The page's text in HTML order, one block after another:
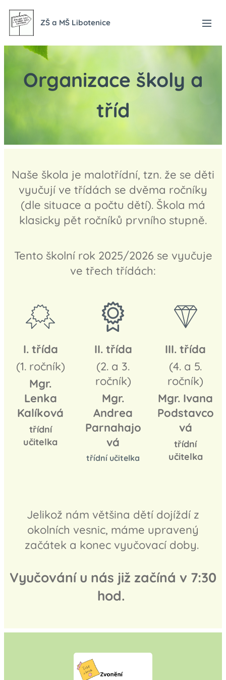
ZŠ a MŠ Libotenice
Organizace školy a
tříd
Naše škola je malotřídní, tzn. že se děti
vyučují ve třídách se dvěma ročníky
(dle situace a počtu dětí). Škola má
klasicky pět ročníků prvního stupně.
Tento školní rok 2025/2026 se vyučuje
ve třech třídách:
I. třída
(1. ročník)
Mgr.
Lenka
Kalíková
třídní
učitelka
II. třída
(2. a 3.
ročník)
Mgr.
Andrea
Parnahajo
vá
třídní učitelka
III. třída
(4. a 5.
ročník)
Mgr. Ivana
Podstavco
vá
třídní
učitelka
Jelikož nám většina dětí dojíždí z
okolních vesnic, máme upravený
začátek a konec vyučovací doby.
Vyučování u nás již začíná v 7:30
hod.